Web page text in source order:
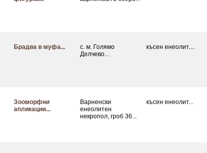
Брадва в муфа...
с. м. Голямо
Делчево...
късен енеолит....
Зооморфни
апликации...
Варненски
енеолитен
некропол, гроб 36...
късен енеолит...